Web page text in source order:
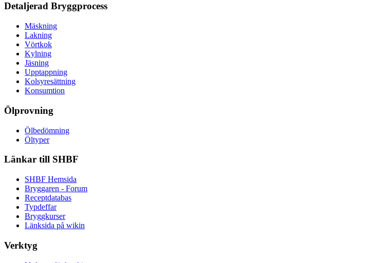
Detaljerad Bryggprocess
Mäskning
Lakning
Vörtkok
Kylning
Jäsning
Upptappning
Kolsyresättning
Konsumtion
Ölprovning
Ölbedömning
Öltyper
Länkar till SHBF
SHBF Hemsida
Bryggaren - Forum
Receptdatabas
Typdeffar
Bryggkurser
Länksida på wikin
Verktyg